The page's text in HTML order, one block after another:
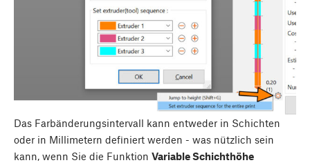
Das Farbänderungsintervall kann entweder in Schichten
oder in Millimetern definiert werden - was nützlich sein
kann, wenn Sie die Funktion Variable Schichthöhe